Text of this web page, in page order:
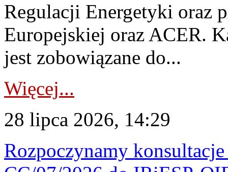
Regulacji Energetyki oraz
Europejskiej oraz ACER.
jest zobowiązane do...
Więcej...
28 lipca 2026, 14:29
Rozpoczynamy